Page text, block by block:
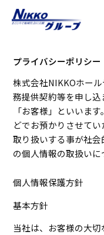
プライバシーポリシー
株式会社NIKKOホー
務提供契約等を申し
「お客様」といいま
どでお預かりさせて
取り扱いする事が社
の個人情報の取扱いに
個人情報保護方針
基本方針
当社は、お客様の大